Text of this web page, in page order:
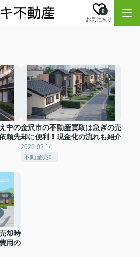
お気に入り
0
中の
頼先
金沢市の不動産買取は急ぎの売
却に便利！現金化の流れも紹介
2026.02.14
不動産売却
却時
用の